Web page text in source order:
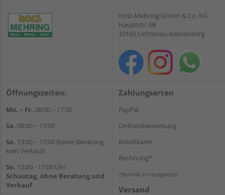
Holz-Mehring GmbH & Co. KG
Hauptstr. 68
33165 Lichtenau-Kleinenberg
Öffnungszeiten:
Mo. – Fr. 08:00 – 17:30
Sa. 08:00 – 13:00
So. 13:00 – 17:00 (keine Beratung,
kein Verkauf)
So. 13:00 - 17:00 Uhr
Schautag, ohne Beratung und
Verkauf
Zahlungsarten
PayPal
Onlineüberweisung
Kreditkarte
Rechnung*
*Bonität vorausgesetzt
Versand